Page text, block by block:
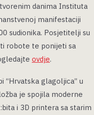
danima Instituta
manifestaciji
sudionika. Posjetitelji su
robote te ponijeti sa
ovdje.
“Hrvatska glagoljica” u
je spojila moderne
i 3D printera sa starim